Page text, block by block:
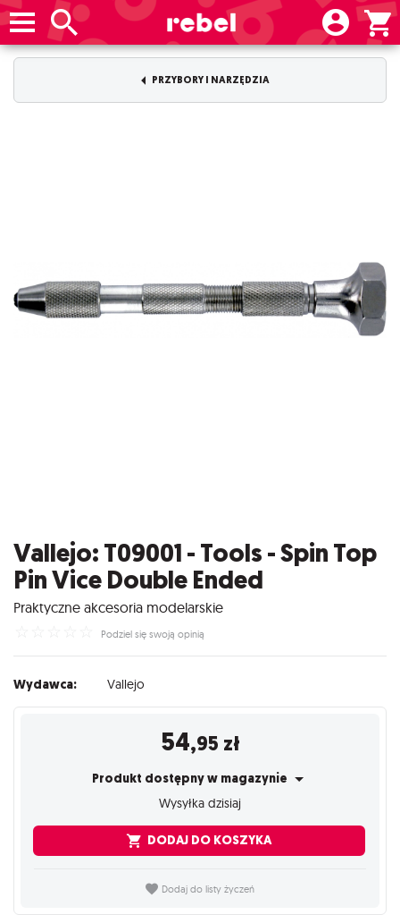
PRZYBORY I NARZĘDZIA
Vallejo: T09001 - Tools - Spin Top
Pin Vice Double Ended
Praktyczne akcesoria modelarskie
Podziel się swoją opinią
Wydawca: Vallejo
54,95 zł
Produkt dostępny w magazynie
Wysyłka dzisiaj
DODAJ DO KOSZYKA
Dodaj do listy życzeń